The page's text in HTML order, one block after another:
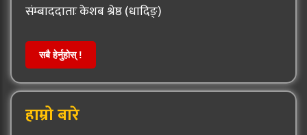
संम्बाददाताः केशब श्रेष्ठ (धादिङ्)
सबै हेर्नुहोस् !
हाम्रो बारे